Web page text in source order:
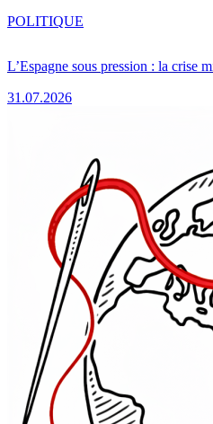
L’Espagne sous pression : la crise
31.07.2026
POLITIQUE